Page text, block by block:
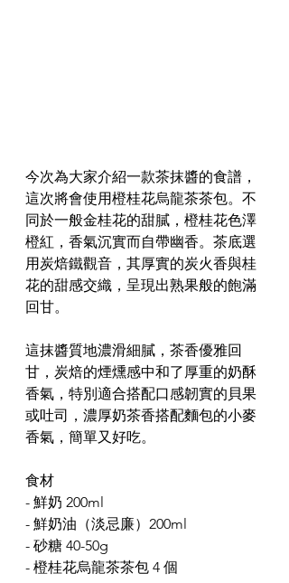
今次為大家介紹一款茶抹醬的食譜，
這次將會使用橙桂花烏龍茶茶包。不
同於一般金桂花的甜膩，橙桂花色澤
橙紅，香氣沉實而自帶幽香。茶底選
用炭焙鐵觀音，其厚實的炭火香與桂
花的甜感交織，呈現出熟果般的飽滿
回甘。
這抹醬質地濃滑細膩，茶香優雅回
甘，炭焙的煙燻感中和了厚重的奶酥
香氣，特別適合搭配口感韌實的貝果
或吐司，濃厚奶茶香搭配麵包的小麥
香氣，簡單又好吃。
食材
- 鮮奶 200ml
- 鮮奶油（淡忌廉）200ml
- 砂糖 40-50g
- 橙桂花烏龍茶茶包 4 個